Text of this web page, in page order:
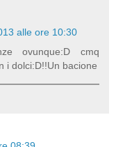
alle ore 10:30
ovunque:D cmq
i dolci:D!!Un bacione